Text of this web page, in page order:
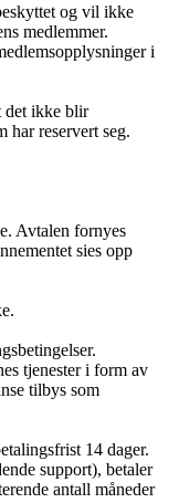
og vil ikke
medlemmer.
i
det ikke blir
har reservert seg.
Avtalen fornyes
sies opp
tjenester i form av
tilbys som
14 dager.
support), betaler
antall måneder